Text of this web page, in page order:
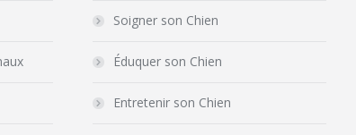
Soigner son Chien
Éduquer son Chien
Entretenir son Chien